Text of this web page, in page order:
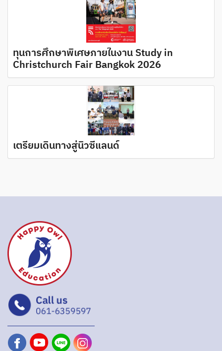
ทุนการศึกษาพิเศษภายในงาน Study in
Christchurch Fair Bangkok 2026
เตรียมเดินทางสู่นิวซีแลนด์